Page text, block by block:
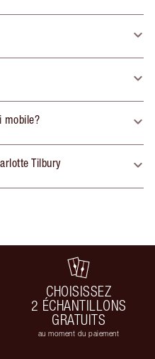
mobile?
Tilbury
CHOISISSEZ
2 ÉCHANTILLONS
GRATUITS
au moment du paiement